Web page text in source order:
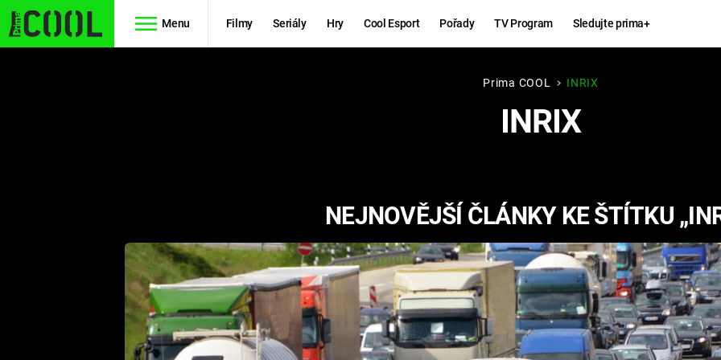
Menu Filmy Seriály Hry Cool Esport Pořady TV Program Sledujte prima+
FUTURAMA
RYCHLE A
ZBĚSILE 10
PREDÁTOR
KINGDOM
COME:
DELIVERANCE
ESPORT
CHUCK
NORRIS
Prima COOL INRIX
INRIX
NEJNOVĚJŠÍ ČLÁNKY KE ŠTÍTKU